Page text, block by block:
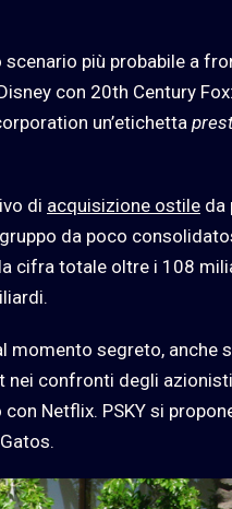
più probabile a
con 20th Century
un’etichetta
di acquisizione ostile da
da poco
cifra totale oltre i 108
segreto, anche
confronti degli
Netflix. PSKY si